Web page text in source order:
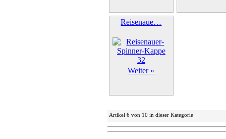
Reisenaue…
Weiter »
Artikel 6 von 10 in dieser Kategorie